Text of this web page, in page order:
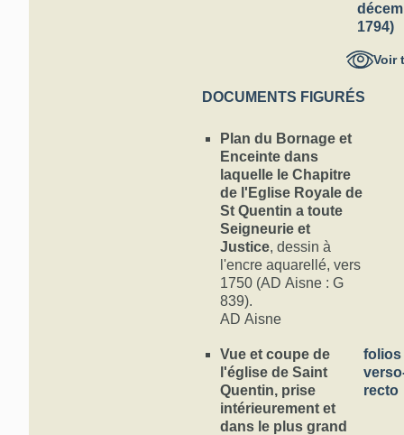
1794)
Voir
DOCUMENTS FIGURÉS
Plan du Bornage et
Enceinte dans
laquelle le Chapitre
de l'Eglise Royale de
St Quentin a toute
Seigneurie et
Justice, dessin à
l'encre aquarellé, vers
1750 (AD Aisne : G
839).
AD Aisne
Vue et coupe de
l'église de Saint
Quentin, prise
intérieurement et
dans le plus grand
folios
recto